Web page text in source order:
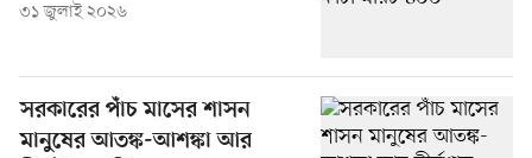
৩১ জুলাই ২০২৬
সরকারের পাঁচ মাসের শাসন
মানুষের আতঙ্ক-আশঙ্কা আর